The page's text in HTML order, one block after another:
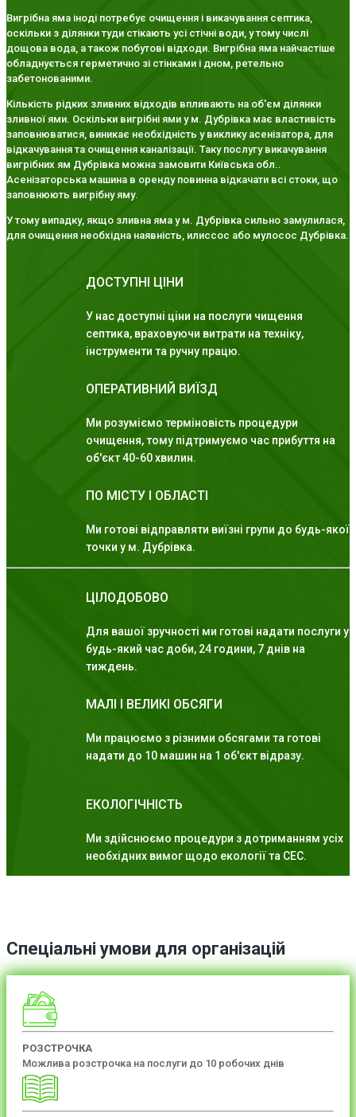
Вигрібна яма іноді потребує очищення і викачування септика,
оскільки з ділянки туди стікають усі стічні води, у тому числі
дощова вода, а також побутові відходи. Вигрібна яма найчастіше
обладнується герметично зі стінками і дном, ретельно
забетонованими.
Кількість рідких зливних відходів впливають на об'єм ділянки
зливної ями. Оскільки вигрібні ями у м. Дубрівка має властивість
заповнюватися, виникає необхідність у виклику асенізатора, для
відкачування та очищення каналізації. Таку послугу викачування
вигрібних ям Дубрівка можна замовити Київська обл..
Асенізаторська машина в оренду повинна відкачати всі стоки, що
заповнюють вигрібну яму.
У тому випадку, якщо зливна яма у м. Дубрівка сильно замулилася,
для очищення необхідна наявність, илиссос або мулосос Дубрівка.
ДОСТУПНІ ЦІНИ
У нас доступні ціни на послуги чищення
септика, враховуючи витрати на техніку,
інструменти та ручну працю.
ОПЕРАТИВНИЙ ВИЇЗД
Ми розуміємо терміновість процедури
очищення, тому підтримуємо час прибуття на
об'єкт 40-60 хвилин.
ПО МІСТУ І ОБЛАСТІ
Ми готові відправляти виїзні групи до будь-якої
точки у м. Дубрівка.
ЦІЛОДОБОВО
Для вашої зручності ми готові надати послуги у
будь-який час доби, 24 години, 7 днів на
тиждень.
МАЛІ І ВЕЛИКІ ОБСЯГИ
Ми працюємо з різними обсягами та готові
надати до 10 машин на 1 об'єкт відразу.
ЕКОЛОГІЧНІСТЬ
Ми здійснюємо процедури з дотриманням усіх
необхідних вимог щодо екології та СЕС.
Спеціальні умови для організацій
РОЗСТРОЧКА
Можлива розстрочка на послуги до 10 робочих днів